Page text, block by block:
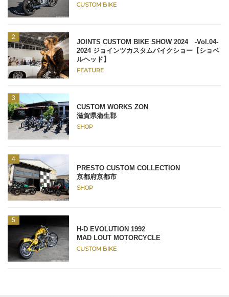
CUSTOM BIKE
JOINTS CUSTOM BIKE SHOW 2024 -Vol.04-
2024 ジョインツカスタムバイクショー【ショベ
ルヘッド】
FEATURE
CUSTOM WORKS ZON
滋賀県蒲生郡
SHOP
PRESTO CUSTOM COLLECTION
京都府京都市
SHOP
H-D EVOLUTION 1992
MAD LOUT MOTORCYCLE
CUSTOM BIKE